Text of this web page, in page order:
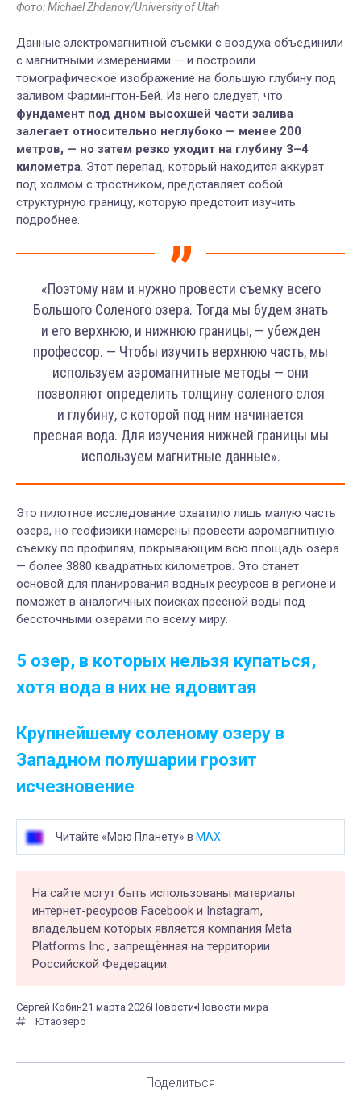
Фото: Michael Zhdanov/University of Utah
Данные электромагнитной съемки с воздуха объединили
с магнитными измерениями — и построили
томографическое изображение на большую глубину под
заливом Фармингтон-Бей. Из него следует, что
фундамент под дном высохшей части залива
залегает относительно неглубоко — менее 200
метров, — но затем резко уходит на глубину 3–4
километра. Этот перепад, который находится аккурат
под холмом с тростником, представляет собой
структурную границу, которую предстоит изучить
подробнее.
«Поэтому нам и нужно провести съемку всего
Большого Соленого озера. Тогда мы будем знать
и его верхнюю, и нижнюю границы, — убежден
профессор. — Чтобы изучить верхнюю часть, мы
используем аэромагнитные методы — они
позволяют определить толщину соленого слоя
и глубину, с которой под ним начинается
пресная вода. Для изучения нижней границы мы
используем магнитные данные».
Это пилотное исследование охватило лишь малую часть
озера, но геофизики намерены провести аэромагнитную
съемку по профилям, покрывающим всю площадь озера
— более 3880 квадратных километров. Это станет
основой для планирования водных ресурсов в регионе и
поможет в аналогичных поисках пресной воды под
бессточными озерами по всему миру.
5 озер, в которых нельзя купаться,
хотя вода в них не ядовитая
Крупнейшему соленому озеру в
Западном полушарии грозит
исчезновение
Читайте «Мою Планету» в MAX
На сайте могут быть использованы материалы
интернет-ресурсов Facebook и Instagram,
владельцем которых является компания Meta
Platforms Inc., запрещённая на территории
Российской Федерации.
Сергей Кобин21 марта 2026Новости Новости мира
Ютаозеро
Поделиться